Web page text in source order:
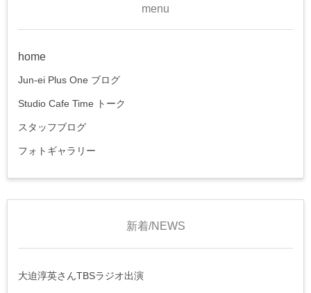
menu
home
Jun-ei Plus One ブログ
Studio Cafe Time トーク
スタッフブログ
フォトギャラリー
新着/NEWS
大迫淳英さんTBSラジオ出演